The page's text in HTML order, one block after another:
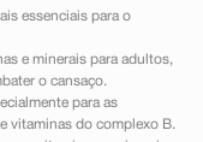
essenciais para o
e minerais para adultos,
o cansaço.
para as
vitaminas do complexo B.